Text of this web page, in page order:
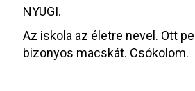
NYUGI.
Az iskola az életre nevel. Ott
bizonyos macskát. Csókolom.